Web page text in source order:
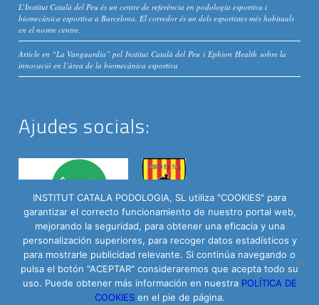
L’Institut Català del Peu és un centre de referència en podologia esportiva i
biomecànica esportiva a Barcelona. El corredor és un dels esportistes més habituals
en el nostre centre.
Article en “La Vanguardia” pel Institut Català del Peu i Ephion Health sobre la
innovació en l’àrea de la biomecànica esportiva
Ajudes socials:
Institut Català del Peu © 2016 - C/ Roselló 335 Baixos | Powered by
INSTITUT CATALA PODOLOGIA, SL utiliza "COOKIES" para
garantizar el correcto funcionamiento de nuestro portal web,
mejorando la seguridad, para obtener una eficacia y una
personalización superiores, para recoger datos estadísticos y
para mostrarle publicidad relevante. Si continúa navegando o
pulsa el botón "ACEPTAR" consideraremos que acepta todo su
uso. Puede obtener más información en nuestra POLÍTICA DE
COOKIES en el pie de página.